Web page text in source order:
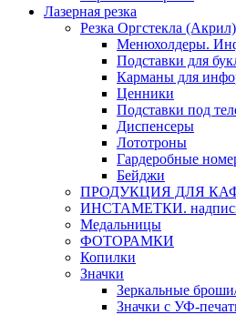
Лазерная резка
Резка Оргстекла (Акрил)
Менюхолдеры.
Подставки для
Карманы для
Ценники
Подставки под
Диспенсеры
Лототроны
Гардеробные
Бейджи
ПРОДУКЦИЯ ДЛЯ
ИНСТАМЕТКИ.
Медальницы
ФОТОРАМКИ
Копилки
Значки
Зеркальные
Значки с УФ-